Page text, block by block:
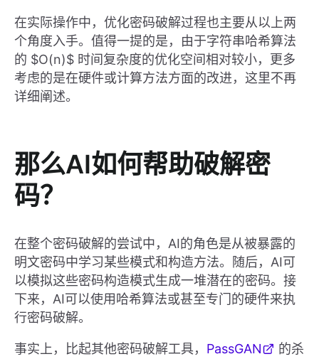
在实际操作中，优化密码破解过程也主要从以上两
个角度入手。值得一提的是，由于字符串哈希算法
的 $O(n)$ 时间复杂度的优化空间相对较小，更多
考虑的是在硬件或计算方法方面的改进，这里不再
详细阐述。
那么AI如何帮助破解密
码？
在整个密码破解的尝试中，AI的角色是从被暴露的
明文密码中学习某些模式和构造方法。随后，AI可
以模拟这些密码构造模式生成一堆潜在的密码。接
下来，AI可以使用哈希算法或甚至专门的硬件来执
行密码破解。
事实上，比起其他密码破解工具， PassGAN
的杀